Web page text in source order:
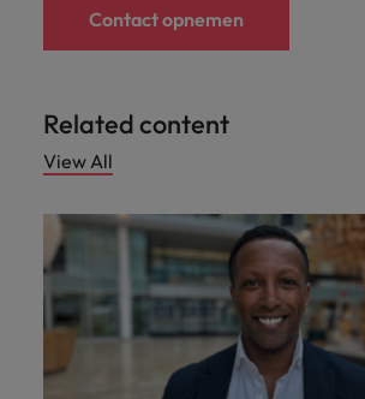
Contact opnemen
Related content
View All